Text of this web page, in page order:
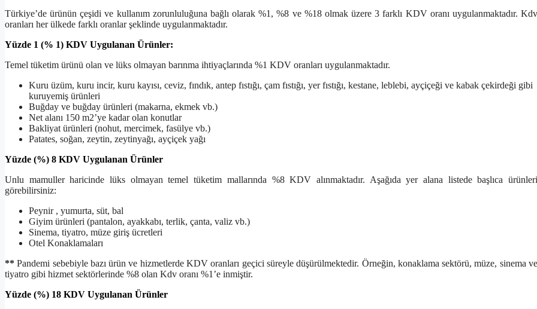
Türkiye’de ürünün çeşidi ve kullanım zorunluluğuna bağlı olarak %1, %8 ve %18 olmak üzere 3 farklı KDV oranı uygulanmaktadır. Kdv
oranları her ülkede farklı oranlar şeklinde uygulanmaktadır.
Yüzde 1 (% 1) KDV Uygulanan Ürünler:
Temel tüketim ürünü olan ve lüks olmayan barınma ihtiyaçlarında %1 KDV oranları uygulanmaktadır.
Kuru üzüm, kuru incir, kuru kayısı, ceviz, fındık, antep fıstığı, çam fıstığı, yer fıstığı, kestane, leblebi, ayçiçeği ve kabak çekirdeği gibi
kuruyemiş ürünleri
Buğday ve buğday ürünleri (makarna, ekmek vb.)
Net alanı 150 m2’ye kadar olan konutlar
Bakliyat ürünleri (nohut, mercimek, fasülye vb.)
Patates, soğan, zeytin, zeytinyağı, ayçiçek yağı
Yüzde (%) 8 KDV Uygulanan Ürünler
Unlu mamuller haricinde lüks olmayan temel tüketim mallarında %8 KDV alınmaktadır. Aşağıda yer alana listede başlıca ürünleri
görebilirsiniz:
Peynir , yumurta, süt, bal
Giyim ürünleri (pantalon, ayakkabı, terlik, çanta, valiz vb.)
Sinema, tiyatro, müze giriş ücretleri
Otel Konaklamaları
** Pandemi sebebiyle bazı ürün ve hizmetlerde KDV oranları geçici süreyle düşürülmektedir. Örneğin, konaklama sektörü, müze, sinema ve
tiyatro gibi hizmet sektörlerinde %8 olan Kdv oranı %1’e inmiştir.
Yüzde (%) 18 KDV Uygulanan Ürünler